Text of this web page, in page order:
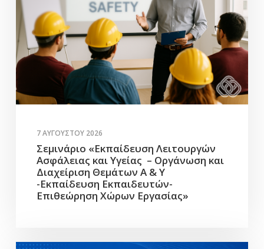
7 ΑΥΓΟΎΣΤΟΥ 2026
Σεμινάριο «Εκπαίδευση Λειτουργών
Ασφάλειας και Υγείας – Οργάνωση και
Διαχείριση Θεμάτων Α & Υ
-Εκπαίδευση Εκπαιδευτών-
Επιθεώρηση Χώρων Εργασίας»